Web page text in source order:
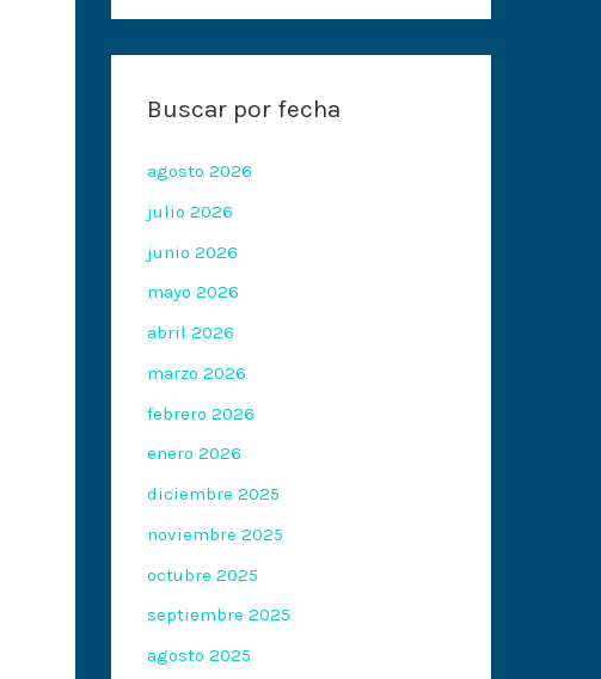
Buscar por fecha
agosto 2026
julio 2026
junio 2026
mayo 2026
abril 2026
marzo 2026
febrero 2026
enero 2026
diciembre 2025
noviembre 2025
octubre 2025
septiembre 2025
agosto 2025